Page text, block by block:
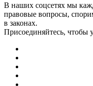
В наших соцсетях мы
правовые вопросы,
в законах.
Присоединяйтесь, чтобы